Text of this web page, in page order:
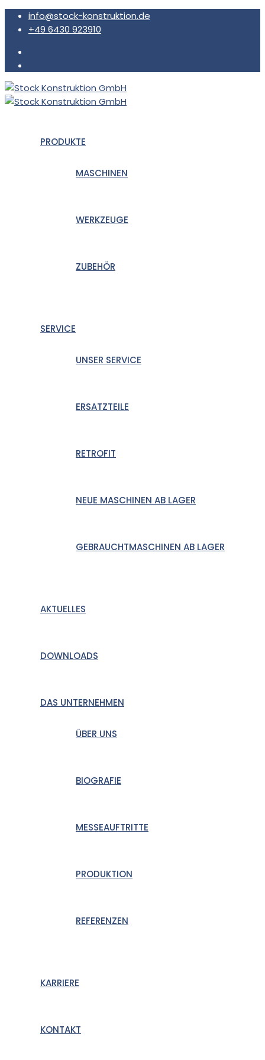
info@stock-konstruktion.de
+49 6430 923910
PRODUKTE
MASCHINEN
WERKZEUGE
ZUBEHÖR
SERVICE
UNSER SERVICE
ERSATZTEILE
RETROFIT
NEUE MASCHINEN AB LAGER
GEBRAUCHTMASCHINEN AB LAGER
AKTUELLES
DOWNLOADS
DAS UNTERNEHMEN
ÜBER UNS
BIOGRAFIE
MESSEAUFTRITTE
PRODUKTION
REFERENZEN
KARRIERE
KONTAKT